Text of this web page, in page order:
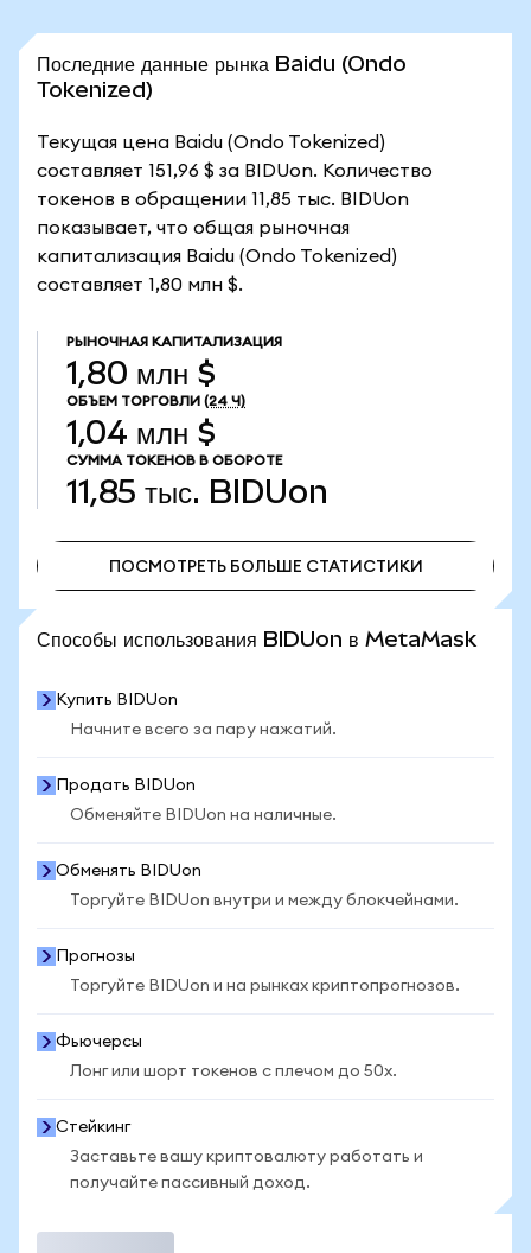
Последние данные рынка Baidu (Ondo
Tokenized)
Текущая цена Baidu (Ondo Tokenized)
составляет 151,96 $ за BIDUon. Количество
токенов в обращении 11,85 тыс. BIDUon
показывает, что общая рыночная
капитализация Baidu (Ondo Tokenized)
составляет 1,80 млн $.
РЫНОЧНАЯ КАПИТАЛИЗАЦИЯ
1,80 млн $
ОБЪЕМ ТОРГОВЛИ (24 Ч)
1,04 млн $
СУММА ТОКЕНОВ В ОБОРОТЕ
11,85 тыс. BIDUon
ПОСМОТРЕТЬ БОЛЬШЕ СТАТИСТИКИ
Способы использования BIDUon в MetaMask
Купить BIDUon
Начните всего за пару нажатий.
Продать BIDUon
Обменяйте BIDUon на наличные.
Обменять BIDUon
Торгуйте BIDUon внутри и между блокчейнами.
Прогнозы
Торгуйте BIDUon и на рынках криптопрогнозов.
Фьючерсы
Лонг или шорт токенов с плечом до 50x.
Стейкинг
Заставьте вашу криптовалюту работать и
получайте пассивный доход.